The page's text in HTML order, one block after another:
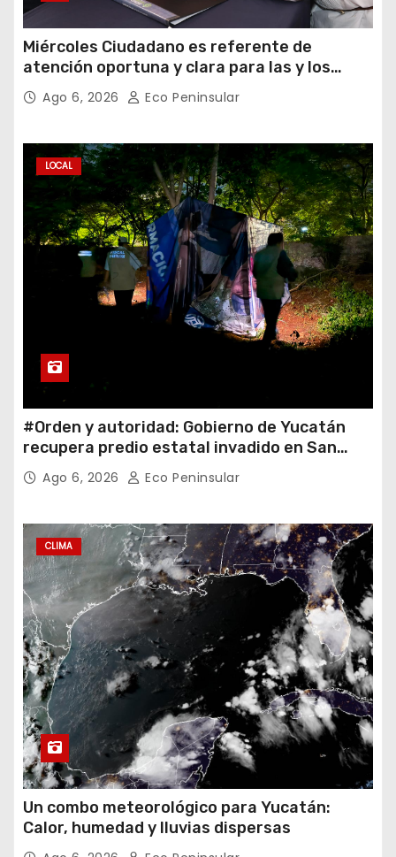
Miércoles Ciudadano es referente de
atención oportuna y clara para las y los
meridanos; Cecilia Patrón
Ago 6, 2026 Eco Peninsular
LOCAL
#Orden y autoridad: Gobierno de Yucatán
recupera predio estatal invadido en San
José Tecoh
Ago 6, 2026 Eco Peninsular
CLIMA
Un combo meteorológico para Yucatán:
Calor, humedad y lluvias dispersas